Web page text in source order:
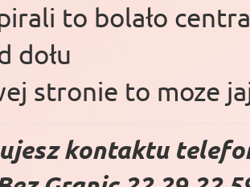
to bolało
dołu
stronie to moze
kontaktu